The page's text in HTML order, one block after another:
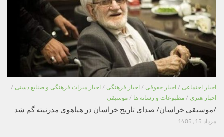
اخبار اجتماعی / اخبار حقوقی / اخبار فرهنگی / اخبار میراث فرهنگی و صنایع دستی /
اخبار هنری / مطبوعات و رسانه ها / موسیقی
/موسیقی خراسان/ صدای تاریخ خراسان در هیاهوی مدرنیته گم شد
مرداد 15, 1405